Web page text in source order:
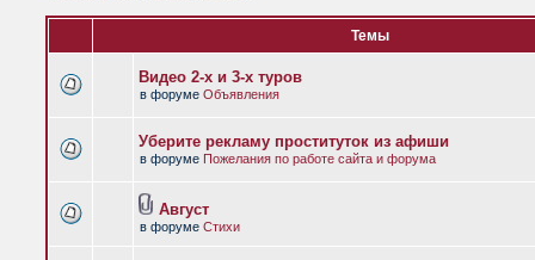
Темы
Видео 2-х и 3-х туров
в форуме Объявления
Уберите рекламу проституток из афиши
в форуме Пожелания по работе сайта и форума
Август
в форуме Стихи